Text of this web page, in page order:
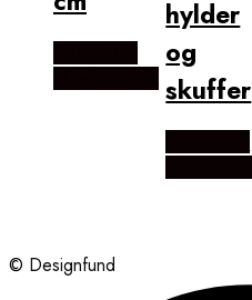
hylder
og
skuffer
© Designfund